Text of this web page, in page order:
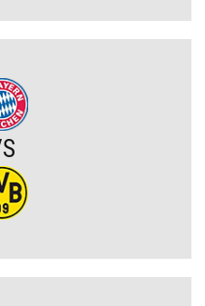
Podlasia podniosła się po
Legia i Widzew wpadły